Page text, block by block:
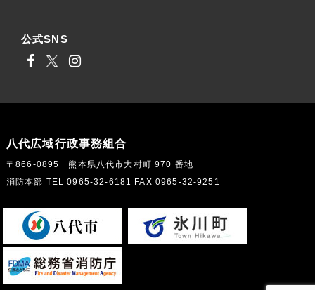
公式SNS
八代広域行政事務組合
〒866-0895 熊本県八代市大村町 970 番地
消防本部 TEL 0965-32-6181 FAX 0965-32-9251